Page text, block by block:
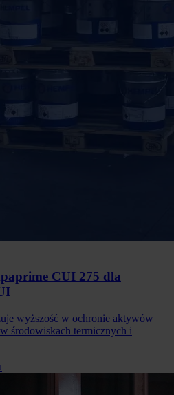
CUI 275 dla
wyższość w ochronie aktywów
środowiskach termicznych i